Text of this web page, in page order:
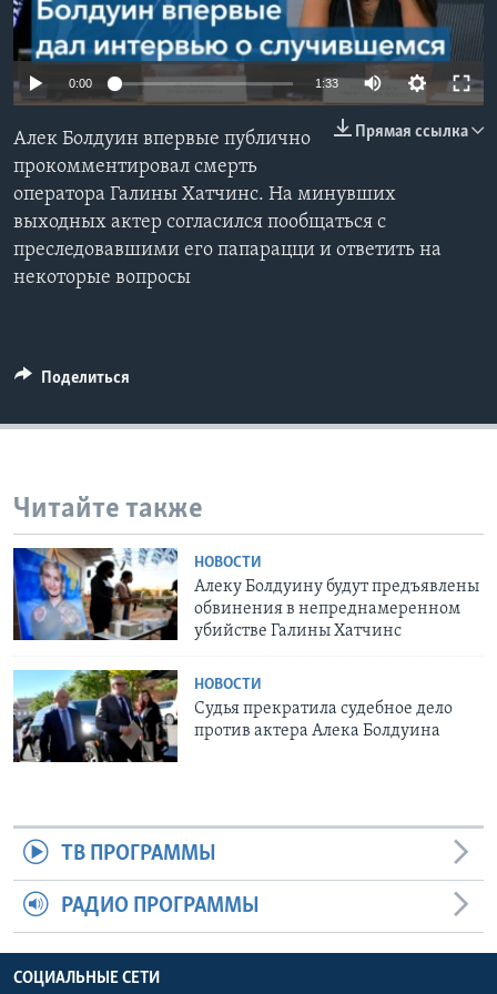
Learning English
СОЦИАЛЬНЫЕ СЕТИ
Языки
0:00 1:33
Прямая ссылка
Алек Болдуин впервые публично
прокомментировал смерть
оператора Галины Хатчинс. На минувших
выходных актер согласился пообщаться с
преследовавшими его папарацци и ответить на
некоторые вопросы
Поделиться
Читайте также
НОВОСТИ
Алеку Болдуину будут предъявлены
обвинения в непреднамеренном
убийстве Галины Хатчинс
НОВОСТИ
Судья прекратила судебное дело
против актера Алека Болдуина
ТВ ПРОГРАММЫ
РАДИО ПРОГРАММЫ
СОЦИАЛЬНЫЕ СЕТИ